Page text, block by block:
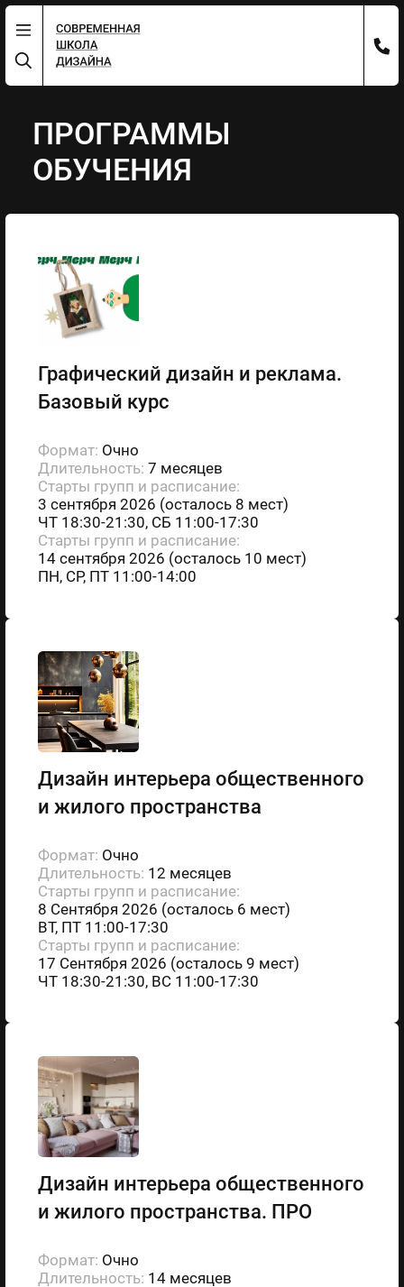
ПРОГРАММЫ
ОБУЧЕНИЯ
Графический дизайн и реклама.
Базовый курс
Формат: Очно
Длительность: 7 месяцев
Старты групп и расписание:
3 сентября 2026 (осталось 8 мест)
ЧТ 18:30-21:30, СБ 11:00-17:30
Старты групп и расписание:
14 сентября 2026 (осталось 10 мест)
ПН, СР, ПТ 11:00-14:00
Дизайн интерьера общественного
и жилого пространства
Формат: Очно
Длительность: 12 месяцев
Старты групп и расписание:
8 Сентября 2026 (осталось 6 мест)
ВТ, ПТ 11:00-17:30
Старты групп и расписание:
17 Сентября 2026 (осталось 9 мест)
ЧТ 18:30-21:30, ВС 11:00-17:30
Дизайн интерьера общественного
и жилого пространства. ПРО
Формат: Очно
Длительность: 14 месяцев